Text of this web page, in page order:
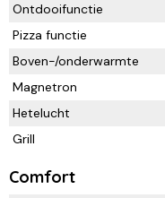
Ontdooifunctie
Pizza functie
Boven-/onderwarmte
Magnetron
Hetelucht
Grill
Comfort